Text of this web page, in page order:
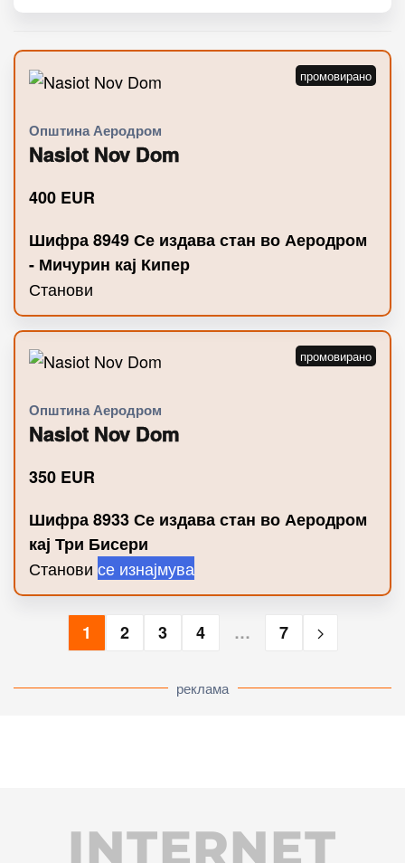
Општина Аеродром
Nasiot Nov Dom
400 EUR
Шифра 8949 Се издава стан во Аеродром
- Мичурин кај Кипер
Станови
Општина Аеродром
Nasiot Nov Dom
350 EUR
Шифра 8933 Се издава стан во Аеродром
кај Три Бисери
Станови се изнајмува
1 2 3 4 … 7
реклама
INTERNET